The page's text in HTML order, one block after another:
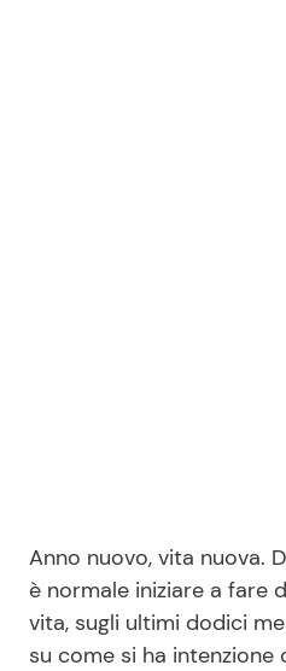
Salute
Viaggi e Turismo
Anno nuovo, vita nuova.
è normale iniziare a fare
vita, sugli ultimi dodici
su come si ha